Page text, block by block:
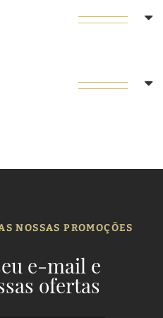
NOSSAS PROMOÇÕES
e-mail e
ofertas